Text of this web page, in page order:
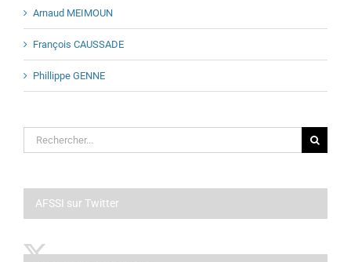
Arnaud MEIMOUN
François CAUSSADE
Phillippe GENNE
Rechercher:
AFSSI sur Twitter